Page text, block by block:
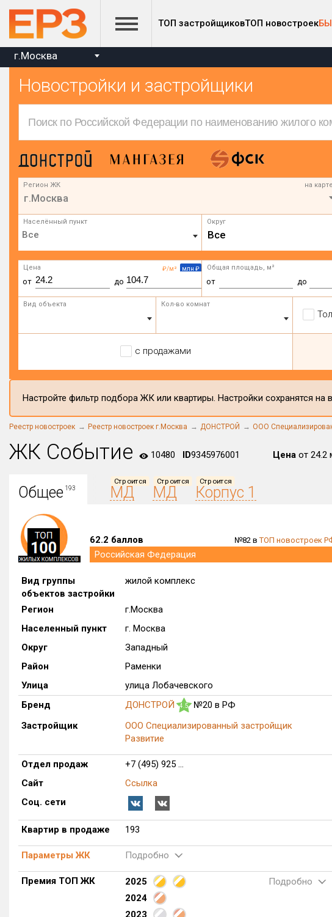
ТОП застройщиковТОП новостроек
г.Москва
Новостройки и застройщики
Регион ЖК на карте
г.Москва
Населённый пункт Округ
Все
₽/м² млн ₽
Цена
от до
Общая площадь, м²
от до
Вид объекта Кол-во комнат
с продажами
Настройте фильтр подбора ЖК или квартиры. Настройки сохранятся
Реестр новостроек Реестр новостроек г.Москва ДОНСТРОЙ ООО
ЖК Событие 10480 ID9345976001 Цена от 24.2
Общее193
Строится
МД
Строится
МД
Строится
Корпус 1
62.2 баллов №82 вТОП новостроек
Российская Федерация
Вид группы
объектов застройки
жилой комплекс
Регион
г.Москва
Населенный пункт
г. Москва
Округ
Западный
Район
Раменки
Улица
улица Лобачевского
Бренд
ДОНСТРОЙ 4.5
№20 в РФ
Застройщик
ООО Специализированный застройщик
Развитие
Отдел продаж
+7 (495) 925 ...
Сайт
Ссылка
Соц. сети
Квартир в продаже 193
Параметры ЖК Подробно
Премия ТОП ЖК 2025
Подробно
2024
2023